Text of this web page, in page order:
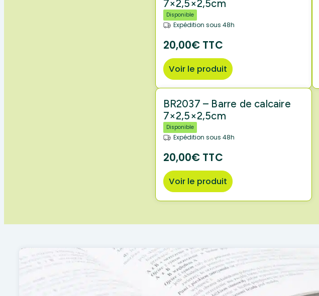
7×2,5×2,5cm
Disponible
Expédition sous 48h
20,00€ TTC
Voir le produit
BR2037 – Barre de calcaire
7×2,5×2,5cm
Disponible
Expédition sous 48h
20,00€ TTC
Voir le produit